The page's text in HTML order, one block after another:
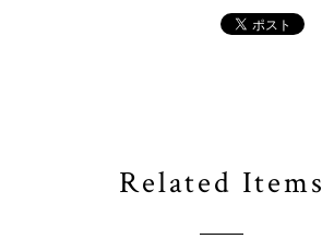
Related Items